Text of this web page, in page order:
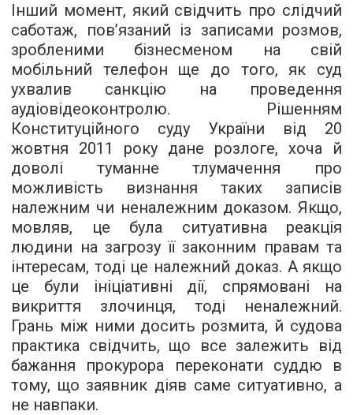
Інший момент, який свідчить про слідчий
саботаж, пов’язаний із записами розмов,
зробленими бізнесменом на свій
мобільний телефон ще до того, як суд
ухвалив санкцію на проведення
аудіовідеоконтролю. Рішенням
Конституційного суду України від 20
жовтня 2011 року дане розлоге, хоча й
доволі туманне тлумачення про
можливість визнання таких записів
належним чи неналежним доказом. Якщо,
мовляв, це була ситуативна реакція
людини на загрозу її законним правам та
інтересам, тоді це належний доказ. А якщо
це були ініціативні дії, спрямовані на
викриття злочинця, тоді неналежний.
Грань між ними досить розмита, й судова
практика свідчить, що все залежить від
бажання прокурора переконати суддю в
тому, що заявник діяв саме ситуативно, а
не навпаки.